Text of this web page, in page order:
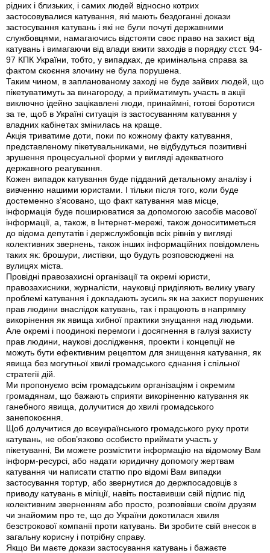
рідних і близьких, і самих людей відносно котрих
застосовувалися катування, які мають бездоганні докази
застосування катувань і які не були почуті державними
службовцями, намагаючись відстояти своє право на захист від
катувань і вимагаючи від влади вжити заходів в порядку ст.ст. 94-
97 КПК України, тобто, у випадках, де кримінальна справа за
фактом скоєння злочину не була порушена.
Таким чином, в запланованому заході не буде зайвих людей, що
пікетуватимуть за винагороду, а прийматимуть участь в акції
виключно ідейно зацікавлені люди, принаймні, готові боротися
за те, щоб в Україні ситуація із застосуванням катування у
владних кабінетах змінилась на краще.
Акція триватиме доти, поки по кожному факту катування,
представленому пікетувальниками, не відбудуться позитивні
зрушення процесуальної форми у вигляді адекватного
державного реагування.
Кожен випадок катування буде підданий детальному аналізу і
вивченню нашими юристами. І тільки після того, коли буде
достеменно з’ясовано, що факт катування мав місце,
інформація буде поширюватися за допомогою засобів масової
інформації, а, також, в Інтернет-мережі, також доноситиметься
до відома депутатів і держслужбовців всіх рівнів у вигляді
колективних звернень, також інших інформаційних повідомлень
таких як: брошури, листівки, що будуть розповсюджені на
вулицях міста.
Провідні правозахисні організації та окремі юристи,
правозахисники, журналісти, науковці приділяють велику увагу
проблемі катування і докладають зусиль як на захист порушених
прав людини внаслідок катувань, так і працюють в напрямку
викорінення як явища хибної практики знущання над людьми.
Але окремі і поодинокі перемоги і досягнення в галузі захисту
прав людини, наукові дослідження, проекти і концепції не
можуть бути ефективним рецептом для знищення катування, як
явища без могутньої хвилі громадського єднання і спільної
стратегії дій.
Ми пропонуємо всім громадським організаціям і окремим
громадянам, що бажають сприяти викоріненню катування як
ганебного явища, долучитися до хвилі громадського
занепокоєння.
Щоб долучитися до всеукраїнського громадського руху проти
катувань, не обов’язково особисто приймати участь у
пікетуванні, Ви можете розмістити інформацію на відомому Вам
інформ-ресурсі, або надати юридичну допомогу жертвам
катування чи написати статтю про відомі Вам випадки
застосування тортур, або звернутися до держпосадовців з
приводу катувань в міліції, навіть поставивши свій підпис під
колективним зверненням або просто, розповівши своїм друзям
чи знайомим про те, що до України докотилася хвиля
безстрокової компанії проти катувань. Ви зробите свій внесок в
загальну корисну і потрібну справу.
Якщо Ви маєте докази застосування катувань і бажаєте